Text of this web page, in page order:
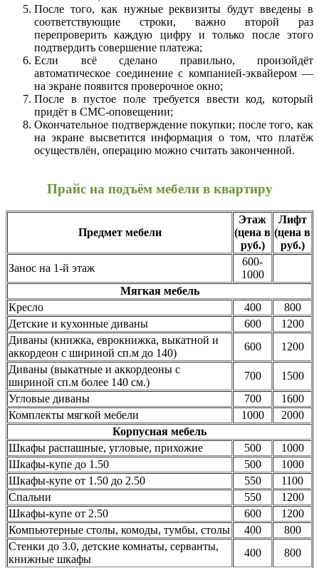
После того, как нужные реквизиты будут введены в
соответствующие строки, важно второй раз
перепроверить каждую цифру и только после этого
подтвердить совершение платежа;
Если всё сделано правильно, произойдёт
автоматическое соединение с компанией-эквайером —
на экране появится проверочное окно;
После в пустое поле требуется ввести код, который
придёт в СМС-оповещении;
Окончательное подтверждение покупки; после того, как
на экране высветится информация о том, что платёж
осуществлён, операцию можно считать законченной.
Прайс на подъём мебели в квартиру
Предмет мебели
Этаж
(цена в
руб.)
Лифт
(цена в
руб.)
Занос на 1-й этаж
600-
1000
Мягкая мебель
Кресло
400
800
Детские и кухонные диваны
600
1200
Диваны (книжка, еврокнижка, выкатной и
аккордеон с шириной сп.м до 140)
600
1200
Диваны (выкатные и аккордеоны с
шириной сп.м более 140 см.)
700
1500
Угловые диваны
700
1600
Комплекты мягкой мебели
1000
2000
Корпусная мебель
Шкафы распашные, угловые, прихожие
500
1000
Шкафы-купе до 1.50
500
1000
Шкафы-купе от 1.50 до 2.50
550
1100
Спальни
550
1200
Шкафы-купе от 2.50
600
1200
Компьютерные столы, комоды, тумбы, столы
400
800
Стенки до 3.0, детские комнаты, серванты,
книжные шкафы
400
800